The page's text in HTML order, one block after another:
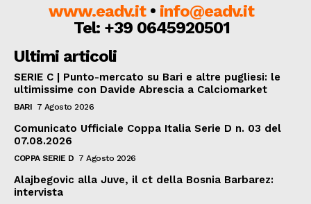
www.eadv.it• info@eadv.it
Tel: +39 0645920501
Ultimi articoli
SERIE C | Punto-mercato su Bari e altre pugliesi: le
ultimissime con Davide Abrescia a Calciomarket
BARI 7 Agosto 2026
Comunicato Ufficiale Coppa Italia Serie D n. 03 del
07.08.2026
COPPA SERIE D 7 Agosto 2026
Alajbegovic alla Juve, il ct della Bosnia Barbarez:
intervista